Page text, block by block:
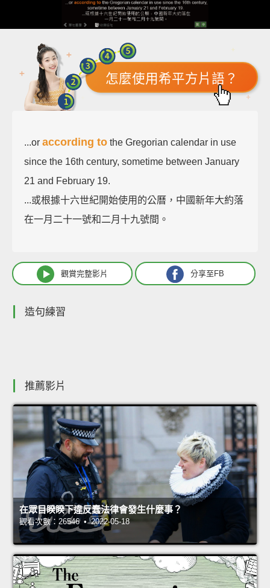
怎麼使用希平方片語？
...or according to the Gregorian calendar in use
since the 16th century, sometime between January
21 and February 19.
...或根據十六世紀開始使用的公曆，中國新年大約落
在一月二十一號和二月十九號間。
觀賞完整影片 分享至FB
造句練習
推薦影片
在眾目睽睽下違反蠢法律會發生什麼事？
觀看次數：26546 • 2022-05-18